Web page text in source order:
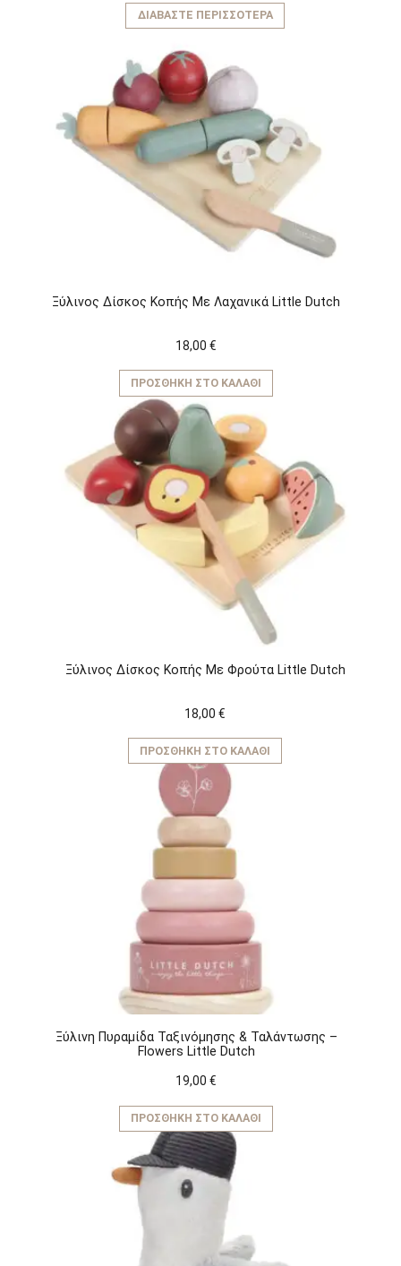
ΔΙΑΒΆΣΤΕ ΠΕΡΙΣΣΌΤΕΡΑ
Ξύλινος Δίσκος Κοπής Με Λαχανικά Little Dutch
18,00 €
ΠΡΟΣΘΉΚΗ ΣΤΟ ΚΑΛΆΘΙ
Ξύλινος Δίσκος Κοπής Με Φρούτα Little Dutch
18,00 €
ΠΡΟΣΘΉΚΗ ΣΤΟ ΚΑΛΆΘΙ
Ξύλινη Πυραμίδα Ταξινόμησης & Ταλάντωσης –
Flowers Little Dutch
19,00 €
ΠΡΟΣΘΉΚΗ ΣΤΟ ΚΑΛΆΘΙ